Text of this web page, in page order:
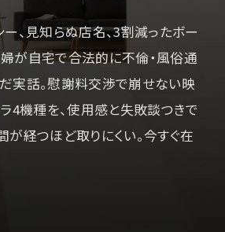
、見知らぬ店名、3割減ったボー
が自宅で合法的に不倫・風俗通
実話。慰謝料交渉で崩せない映
4機種を、使用感と失敗談つきで
が経つほど取りにくい。今すぐ在